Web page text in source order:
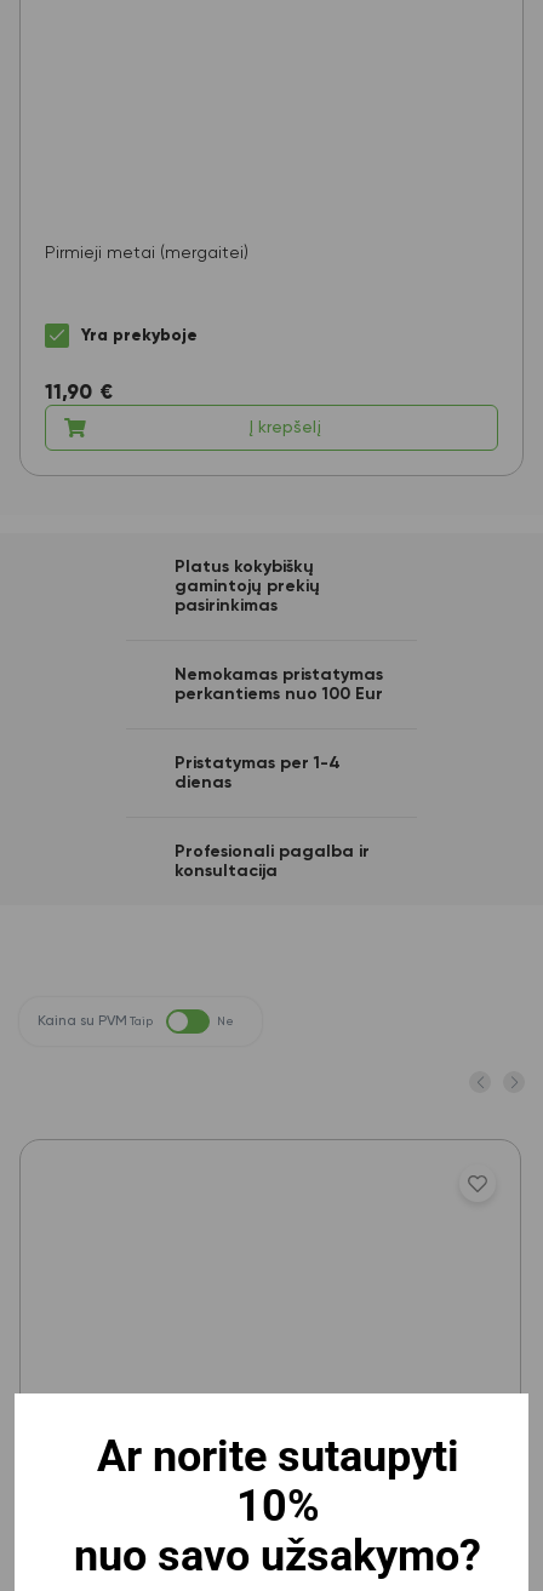
Pirmieji metai (mergaitei)
Yra prekyboje
11,90 €
Į krepšelį
Platus kokybiškų
gamintojų prekių
pasirinkimas
Nemokamas pristatymas
perkantiems nuo 100 Eur
Pristatymas per 1-4
dienas
Profesionali pagalba ir
konsultacija
Kaina su PVM Taip Ne
Vaikiška magnetinė/kreidinė lenta Deli 600x900mm,
Yra prekyboje
Ar norite sutaupyti
10%
nuo savo užsakymo?